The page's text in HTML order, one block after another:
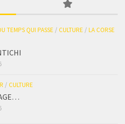
TEMPS QUI PASSE / CULTURE / LA CORSE
/ CULTURE